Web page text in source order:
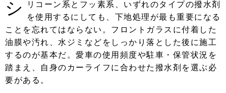
シ
リコーン系とフッ素系、いずれのタイプの撥水剤
を使用するにしても、下地処理が最も重要になる
ことを忘れてはならない。フロントガラスに付着した
油膜や汚れ、水ジミなどをしっかり落とした後に施工
するのが基本だ。愛車の使用頻度や駐車・保管状況を
踏まえ、自身のカーライフに合わせた撥水剤を選ぶ必
要がある。